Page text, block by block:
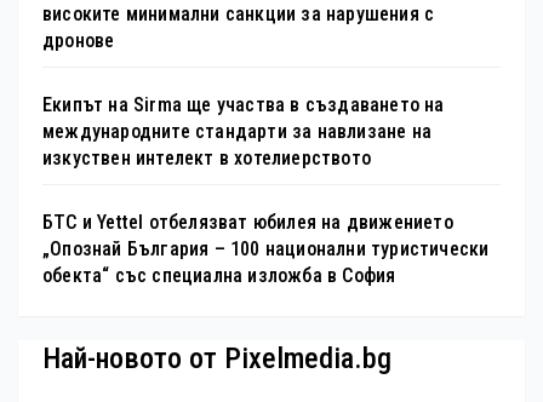
високите минимални санкции за нарушения с
дронове
Екипът на Sirma ще участва в създаването на
международните стандарти за навлизане на
изкуствен интелект в хотелиерството
БТС и Yettel отбелязват юбилея на движението
„Опознай България – 100 национални туристически
обекта“ със специална изложба в София
Най-новото от Pixelmedia.bg